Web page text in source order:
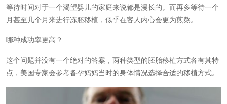
等待时间对于一个渴望婴儿的家庭来说都是漫长的。而再多等待一个
月甚至几个月来进行冻胚移植，似乎在客人内心会更为煎熬。
哪种成功率更高？
这个问题并没有一个绝对的答案，两种类型的胚胎移植方式各有其特
点，美国专家会参考备孕妈妈当时的身体情况选择合适的移植方式。